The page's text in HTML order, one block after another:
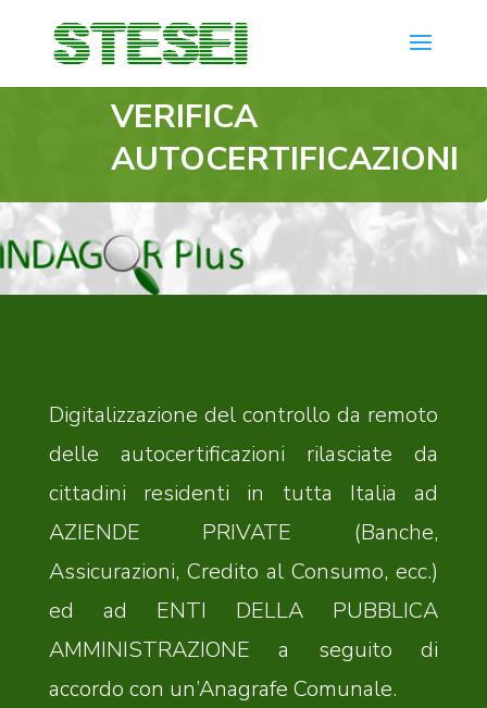
VERIFICA
AUTOCERTIFICAZIONI
Digitalizzazione del controllo da remoto
delle autocertificazioni rilasciate da
cittadini residenti in tutta Italia ad
AZIENDE PRIVATE (Banche,
Assicurazioni, Credito al Consumo, ecc.)
ed ad ENTI DELLA PUBBLICA
AMMINISTRAZIONE a seguito di
accordo con un’Anagrafe Comunale.